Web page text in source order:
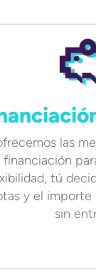
las
financiación
tú
y el importe
sin